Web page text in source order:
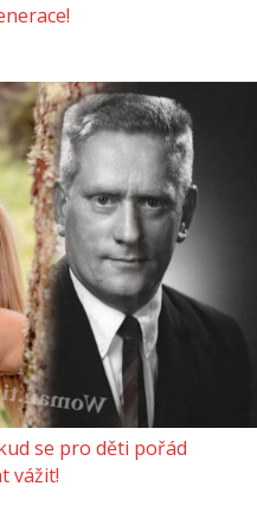
se pro děti pořád
vážit!